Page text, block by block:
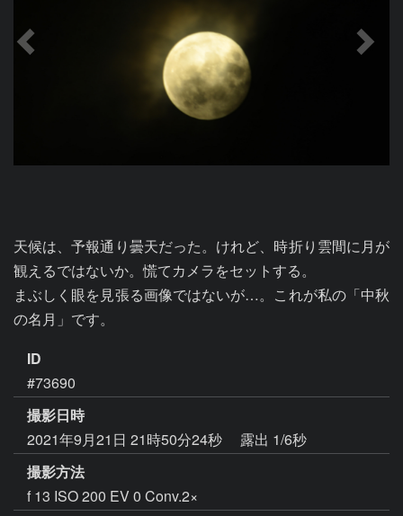
天候は、予報通り曇天だった。けれど、時折り雲間に月が
観えるではないか。慌てカメラをセットする。
まぶしく眼を見張る画像ではないが…。これが私の「中秋
の名月」です。
ID
#73690
撮影日時
2021年9月21日 21時50分24秒
露出 1/6秒
撮影方法
f 13 ISO 200 EV 0 Conv.2×